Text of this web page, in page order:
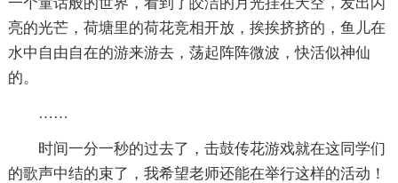
亮的光芒，荷塘里的荷花竞相开放，挨挨挤挤的，鱼儿在
水中自由自在的游来游去，荡起阵阵微波，快活似神仙
的。
……
时间一分一秒的过去了，击鼓传花游戏就在这同学们
的歌声中结的束了，我希望老师还能在举行这样的活动！